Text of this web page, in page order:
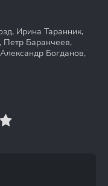
Ирина Таранник,
Баранчеев,
Богданов,